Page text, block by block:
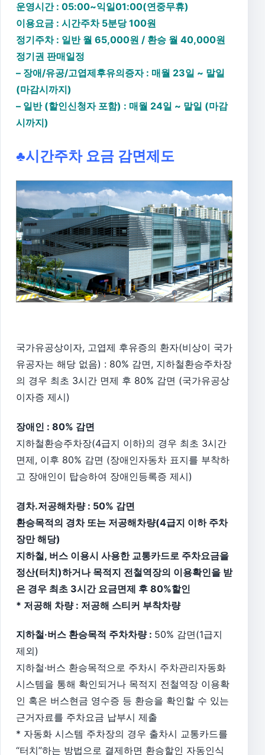
운영시간 : 05:00~익일01:00(연중무휴)
이용요금 : 시간주차 5분당 100원
정기주차 : 일반 월 65,000원 / 환승 월 40,000원
정기권 판매일정
– 장애/유공/고엽제후유의증자 : 매월 23일 ~ 말일
(마감시까지)
– 일반 (할인신청자 포함) : 매월 24일 ~ 말일 (마감
시까지)
♣시간주차 요금 감면제도
국가유공상이자, 고엽제 후유증의 환자(비상이 국가
유공자는 해당 없음) : 80% 감면, 지하철환승주차장
의 경우 최초 3시간 면제 후 80% 감면 (국가유공상
이자증 제시)
장애인 : 80% 감면
지하철환승주차장(4급지 이하)의 경우 최초 3시간
면제, 이후 80% 감면 (장애인자동차 표지를 부착하
고 장애인이 탑승하여 장애인등록증 제시)
경차.저공해차량 : 50% 감면
환승목적의 경차 또는 저공해차량(4급지 이하 주차
장만 해당)
지하철, 버스 이용시 사용한 교통카드로 주차요금을
정산(터치)하거나 목적지 전철역장의 이용확인을 받
은 경우 최초 3시간 요금면제 후 80%할인
* 저공해 차량 : 저공해 스티커 부착차량
지하철·버스 환승목적 주차차량 : 50% 감면(1급지
제외)
지하철·버스 환승목적으로 주차시 주차관리자동화
시스템을 통해 확인되거나 목적지 전철역장 이용확
인 혹은 버스현금 영수증 등 환승을 확인할 수 있는
근거자료를 주차요금 납부시 제출
* 자동화 시스템 주차장의 경우 출차시 교통카드를
“터치”하는 방법으로 결제하면 환승할인 자동인식